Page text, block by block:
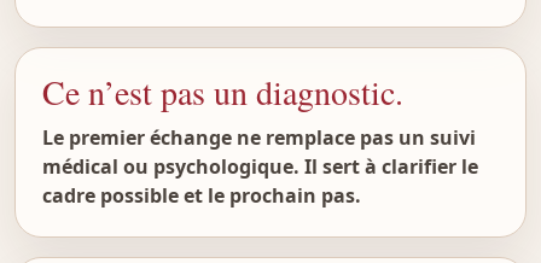
Ce n’est pas un diagnostic.
Le premier échange ne remplace pas un suivi
médical ou psychologique. Il sert à clarifier le
cadre possible et le prochain pas.